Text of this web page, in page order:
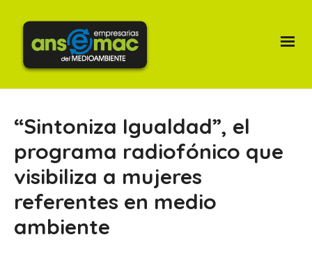
“Sintoniza Igualdad”, el
programa radiofónico que
visibiliza a mujeres
referentes en medio
ambiente